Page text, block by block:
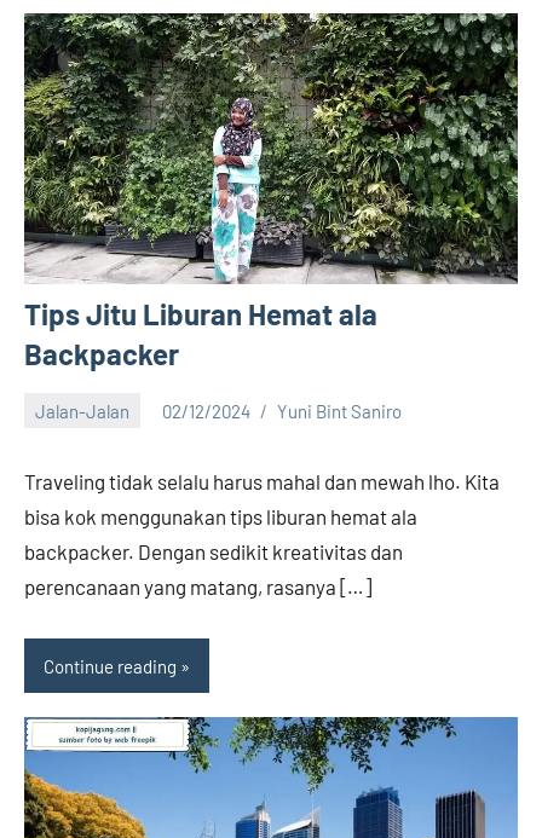
Tips Jitu Liburan Hemat ala
Backpacker
Jalan-Jalan 02/12/2024 Yuni Bint Saniro
Traveling tidak selalu harus mahal dan mewah lho. Kita
bisa kok menggunakan tips liburan hemat ala
backpacker. Dengan sedikit kreativitas dan
perencanaan yang matang, rasanya […]
Continue reading